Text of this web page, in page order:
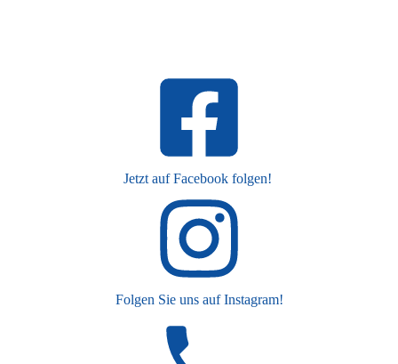
Jetzt auf Facebook folgen!
Folgen Sie uns auf Instagram!